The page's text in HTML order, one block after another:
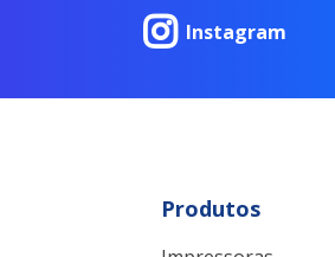
Instagram
Produtos